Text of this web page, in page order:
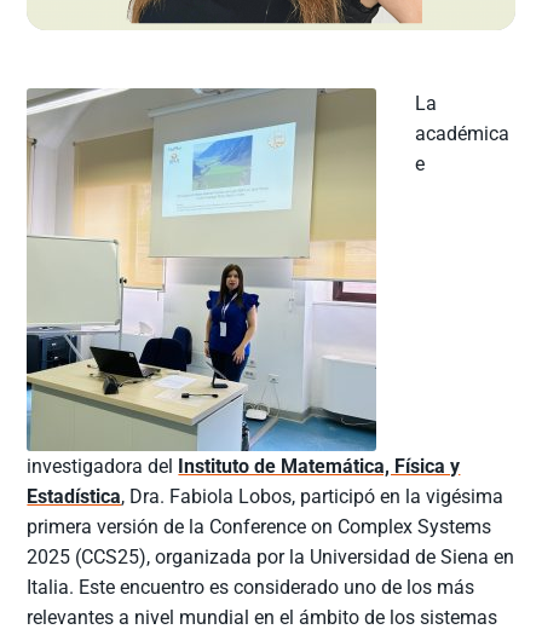
La
académica
e
investigadora del
Instituto de Matemática, Física y
Estadística, Dra. Fabiola Lobos, participó en la vigésima
primera versión de la Conference on Complex Systems
2025 (CCS25), organizada por la Universidad de Siena en
Italia. Este encuentro es considerado uno de los más
relevantes a nivel mundial en el ámbito de los sistemas